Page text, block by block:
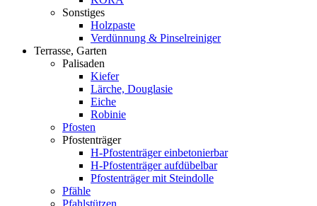
Sonstiges
Holzpaste
Verdünnung & Pinselreiniger
Terrasse, Garten
Palisaden
Kiefer
Lärche, Douglasie
Eiche
Robinie
Pfosten
Pfostenträger
H-Pfostenträger einbetonierbar
H-Pfostenträger aufdübelbar
Pfostenträger mit Steindolle
Pfähle
Pfahlstützen